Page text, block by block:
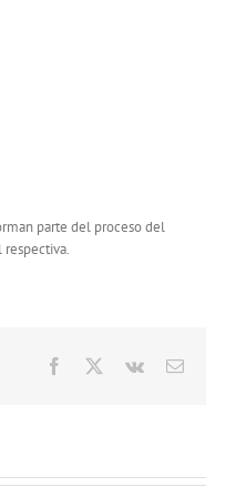
parte del proceso del
Facebook Vk
Correo